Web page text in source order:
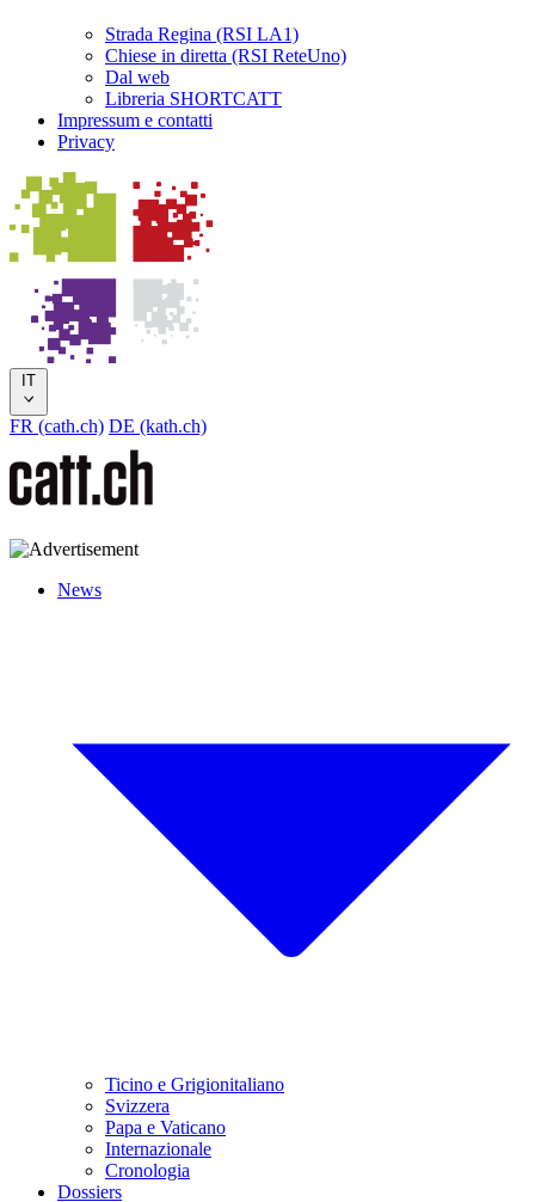
Strada Regina (RSI LA1)
Chiese in diretta (RSI ReteUno)
Dal web
Libreria SHORTCATT
Impressum e contatti
Privacy
IT
FR (cath.ch) DE (kath.ch)
News
Ticino e Grigionitaliano
Svizzera
Papa e Vaticano
Internazionale
Cronologia
Dossiers